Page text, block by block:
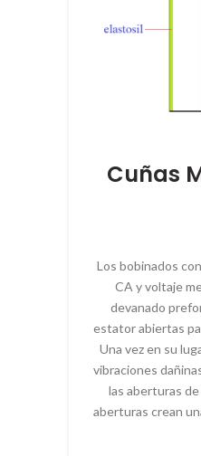
Cuñas
Los bobinados
CA y voltaje
devanado
estator abiertas
Una vez en su
vibraciones
las aberturas
aberturas crean